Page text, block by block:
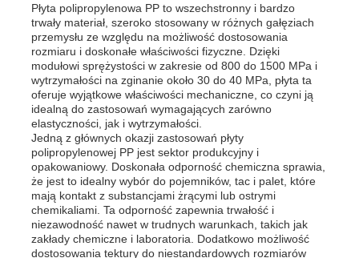
Płyta polipropylenowa PP to wszechstronny i bardzo
trwały materiał, szeroko stosowany w różnych gałęziach
przemysłu ze względu na możliwość dostosowania
rozmiaru i doskonałe właściwości fizyczne. Dzięki
modułowi sprężystości w zakresie od 800 do 1500 MPa i
wytrzymałości na zginanie około 30 do 40 MPa, płyta ta
oferuje wyjątkowe właściwości mechaniczne, co czyni ją
idealną do zastosowań wymagających zarówno
elastyczności, jak i wytrzymałości.
Jedną z głównych okazji zastosowań płyty
polipropylenowej PP jest sektor produkcyjny i
opakowaniowy. Doskonała odporność chemiczna sprawia,
że ​​jest to idealny wybór do pojemników, tac i palet, które
mają kontakt z substancjami żrącymi lub ostrymi
chemikaliami. Ta odporność zapewnia trwałość i
niezawodność nawet w trudnych warunkach, takich jak
zakłady chemiczne i laboratoria. Dodatkowo możliwość
dostosowania tektury do niestandardowych rozmiarów